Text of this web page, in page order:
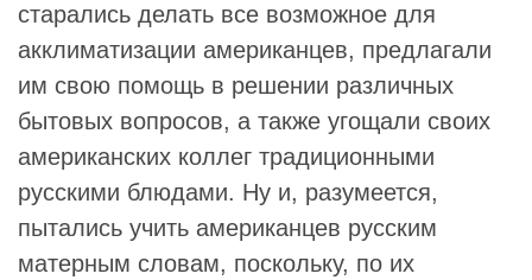
старались делать все возможное для
акклиматизации американцев, предлагали
им свою помощь в решении различных
бытовых вопросов, а также угощали своих
американских коллег традиционными
русскими блюдами. Ну и, разумеется,
пытались учить американцев русским
матерным словам, поскольку, по их